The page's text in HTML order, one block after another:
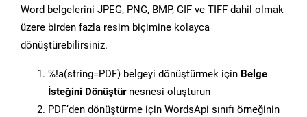
Word belgelerini JPEG, PNG, BMP, GIF ve TIFF dahil olmak
üzere birden fazla resim biçimine kolayca
dönüştürebilirsiniz.
%!a(string=PDF) belgeyi dönüştürmek için Belge
İsteğini Dönüştürnesnesi oluşturun
PDF’den dönüştürme için WordsApi sınıfı örneğinin